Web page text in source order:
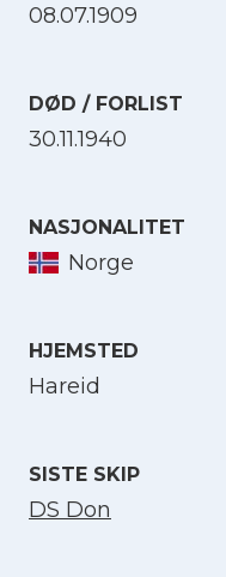
08.07.1909
DØD / FORLIST
30.11.1940
NASJONALITET
Norge
HJEMSTED
Hareid
SISTE SKIP
DS Don
Velg språk
Norsk bokmål